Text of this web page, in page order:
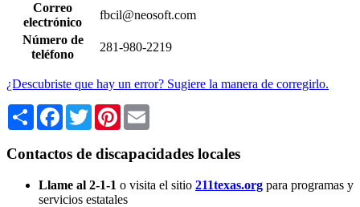
Correo
electrónico
fbcil@neosoft.com
Número de
teléfono
281-980-2219
¿Descubriste que hay un error? Sugiere la manera de corregirlo.
Share Facebook
TwitterPinterest
Contactos de discapacidades locales
Llame al 2-1-1 o visita el sitio 211texas.org para programas y
servicios estatales